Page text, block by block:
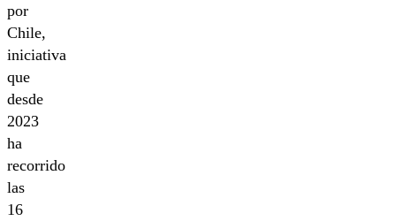
por
Chile,
iniciativa
que
desde
2023
ha
recorrido
las
16